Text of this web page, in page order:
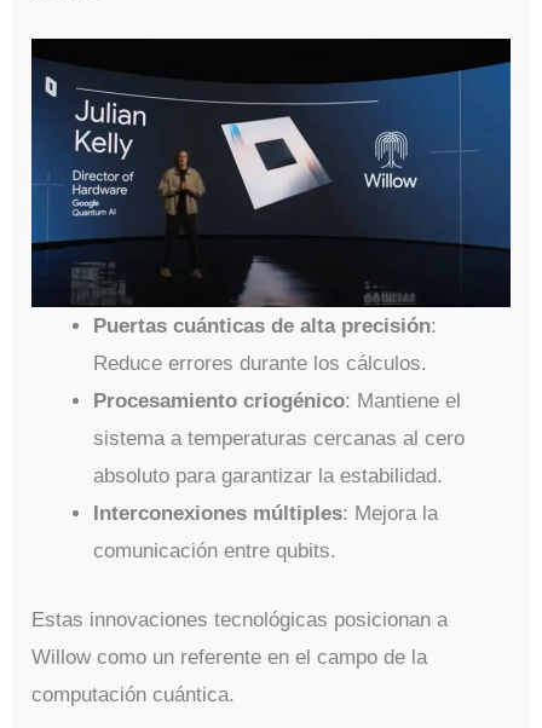
Puertas cuánticas de alta precisión:
Reduce errores durante los cálculos.
Procesamiento criogénico: Mantiene el
sistema a temperaturas cercanas al cero
absoluto para garantizar la estabilidad.
Interconexiones múltiples: Mejora la
comunicación entre qubits.
Estas innovaciones tecnológicas posicionan a
Willow como un referente en el campo de la
computación cuántica.